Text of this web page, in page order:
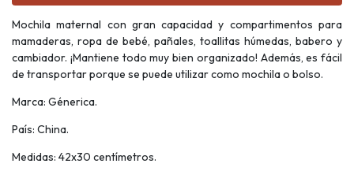
Mochila maternal con gran capacidad y compartimentos para
mamaderas, ropa de bebé, pañales, toallitas húmedas, babero y
cambiador. ¡Mantiene todo muy bien organizado! Además, es fácil
de transportar porque se puede utilizar como mochila o bolso.
Marca: Génerica.
País: China.
Medidas: 42x30 centímetros.